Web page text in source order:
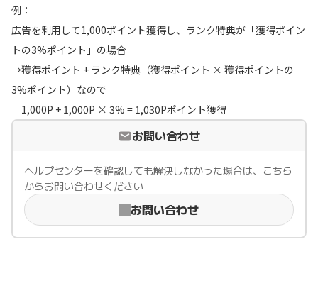
例：
広告を利用して1,000ポイント獲得し、ランク特典が「獲得ポイン
トの3%ポイント」の場合
→獲得ポイント + ランク特典（獲得ポイント × 獲得ポイントの
3%ポイント）なので
1,000P + 1,000P × 3% = 1,030Pポイント獲得
お問い合わせ
ヘルプセンターを確認しても解決しなかった場合は、こちら
からお問い合わせください
お問い合わせ